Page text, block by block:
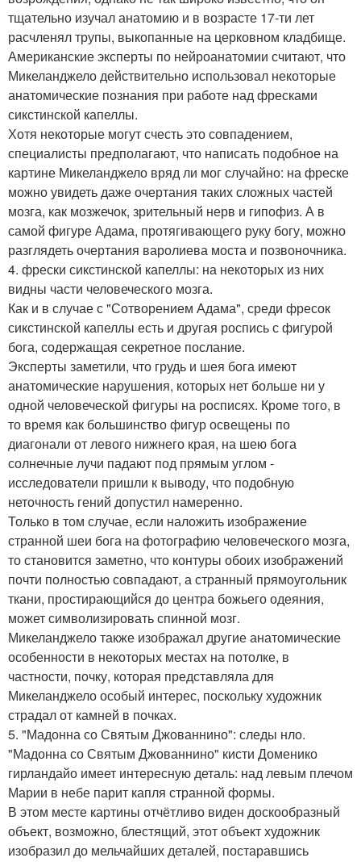
тщательно изучал анатомию и в возрасте 17-ти лет
расчленял трупы, выкопанные на церковном кладбище.
Американские эксперты по нейроанатомии считают, что
Микеланджело действительно использовал некоторые
анатомические познания при работе над фресками
сикстинской капеллы.
Хотя некоторые могут счесть это совпадением,
специалисты предполагают, что написать подобное на
картине Микеланджело вряд ли мог случайно: на фреске
можно увидеть даже очертания таких сложных частей
мозга, как мозжечок, зрительный нерв и гипофиз. А в
самой фигуре Адама, протягивающего руку богу, можно
разглядеть очертания варолиева моста и позвоночника.
4. фрески сикстинской капеллы: на некоторых из них
видны части человеческого мозга.
Как и в случае с "Сотворением Адама", среди фресок
сикстинской капеллы есть и другая роспись с фигурой
бога, содержащая секретное послание.
Эксперты заметили, что грудь и шея бога имеют
анатомические нарушения, которых нет больше ни у
одной человеческой фигуры на росписях. Кроме того, в
то время как большинство фигур освещены по
диагонали от левого нижнего края, на шею бога
солнечные лучи падают под прямым углом -
исследователи пришли к выводу, что подобную
неточность гений допустил намеренно.
Только в том случае, если наложить изображение
странной шеи бога на фотографию человеческого мозга,
то становится заметно, что контуры обоих изображений
почти полностью совпадают, а странный прямоугольник
ткани, простирающийся до центра божьего одеяния,
может символизировать спинной мозг.
Микеланджело также изображал другие анатомические
особенности в некоторых местах на потолке, в
частности, почку, которая представляла для
Микеланджело особый интерес, поскольку художник
страдал от камней в почках.
5. "Мадонна со Святым Джованнино": следы нло.
"Мадонна со Святым Джованнино" кисти Доменико
гирландайо имеет интересную деталь: над левым плечом
Марии в небе парит капля странной формы.
В этом месте картины отчётливо виден доскообразный
объект, возможно, блестящий, этот объект художник
изобразил до мельчайших деталей, постаравшись